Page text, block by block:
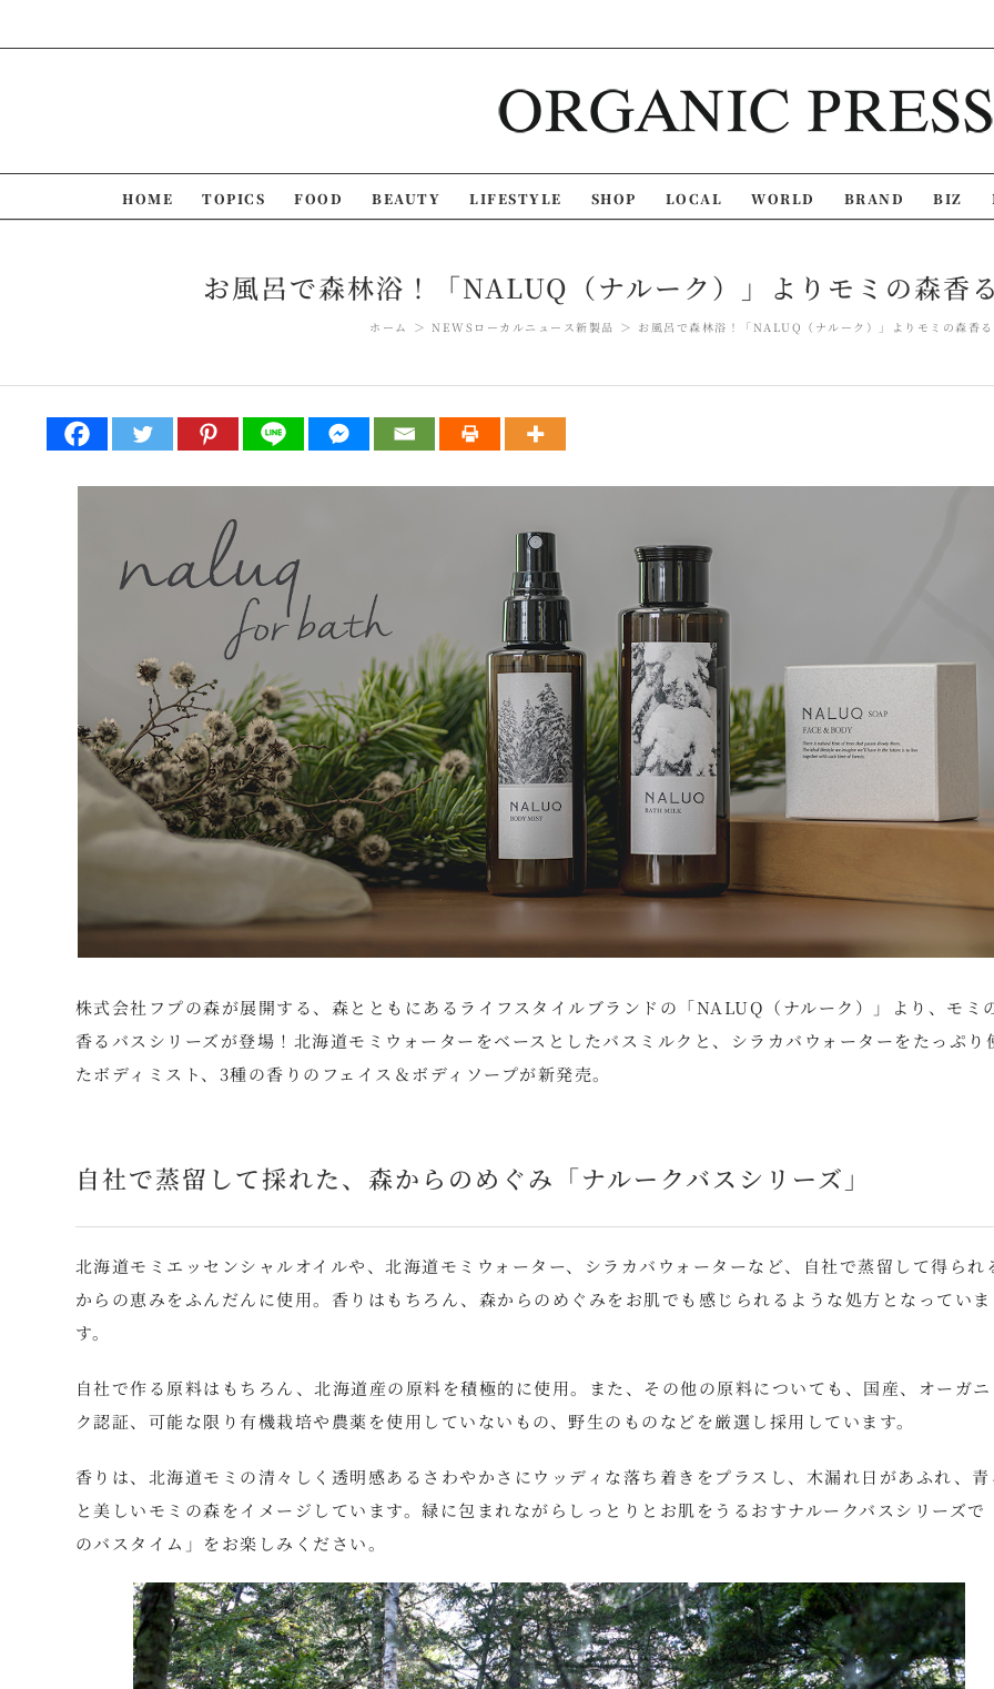
to
HOME TOPICS FOOD BEAUTY LIFESTYLE SHOP LOCAL WORLD BRAND BIZ
お風呂で森林浴！「NALUQ（ナルーク）」よりモミの森香
ホーム NEWS ローカルニュース 新製品 お風呂で森林浴！「NALUQ（ナルーク）」よりモミの森香
株式会社フプの森が展開する、森とともにあるライフスタイルブランドの「NALUQ（ナルーク）」より、モミ
香るバスシリーズが登場！北海道モミウォーターをベースとしたバスミルクと、シラカバウォーターをたっぷり
たボディミスト、3種の香りのフェイス＆ボディソープが新発売。
自社で蒸留して採れた、森からのめぐみ「ナルークバスシリーズ」
北海道モミエッセンシャルオイルや、北海道モミウォーター、シラカバウォーターなど、自社で蒸留して得られ
からの恵みをふんだんに使用。香りはもちろん、森からのめぐみをお肌でも感じられるような処方となっていま
す。
自社で作る原料はもちろん、北海道産の原料を積極的に使用。また、その他の原料についても、国産、オーガ
ク認証、可能な限り有機栽培や農薬を使用していないもの、野生のものなどを厳選し採用しています。
香りは、北海道モミの清々しく透明感あるさわやかさにウッディな落ち着きをプラスし、木漏れ日があふれ、
と美しいモミの森をイメージしています。緑に包まれながらしっとりとお肌をうるおすナルークバスシリーズで
のバスタイム」をお楽しみください。